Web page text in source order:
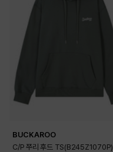
BUCKAROO
C/P 쭈리 후드 TS(B245Z1070P)